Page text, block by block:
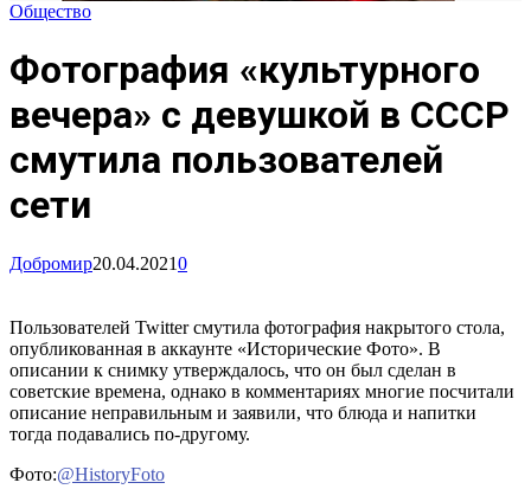
Общество
Фотография «культурного
вечера» с девушкой в СССР
смутила пользователей
сети
Добромир20.04.20210
Пользователей Twitter смутила фотография накрытого стола,
опубликованная в аккаунте «Исторические Фото». В
описании к снимку утверждалось, что он был сделан в
советские времена, однако в комментариях многие посчитали
описание неправильным и заявили, что блюда и напитки
тогда подавались по-другому.
Фото:@HistoryFoto